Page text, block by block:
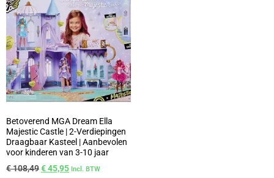
Betoverend MGA Dream Ella
Majestic Castle | 2-Verdiepingen
Draagbaar Kasteel | Aanbevolen
voor kinderen van 3-10 jaar
€108,49€45,95 Incl. BTW